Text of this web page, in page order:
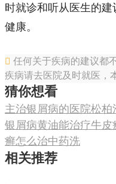
时就诊和听从医生的
健康。
任何关于疾病的建议都
疾病请去医院及时就医，
猜你想看
主治银屑病的医院松柏
银屑病黄油能治疗牛皮
癣怎么治中药洗
相关推荐